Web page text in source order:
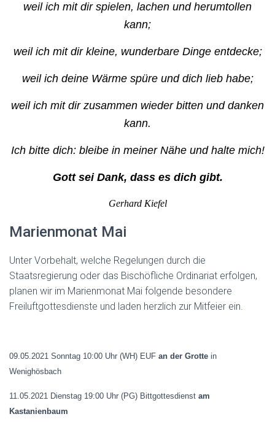
weil ich mit dir spielen, lachen und herumtollen
kann;
weil ich mit dir kleine, wunderbare Dinge entdecke;
weil ich deine Wärme spüre und dich lieb habe;
weil ich mit dir zusammen wieder bitten und danken
kann.
Ich bitte dich: bleibe in meiner Nähe und halte mich!
Gott sei Dank, dass es dich gibt.
Gerhard Kiefel
Marienmonat Mai
Unter Vorbehalt, welche Regelungen durch die
Staatsregierung oder das Bischöfliche Ordinariat erfolgen,
planen wir im Marienmonat Mai folgende besondere
Freiluftgottesdienste und laden herzlich zur Mitfeier ein.
09.05.2021 Sonntag 10:00 Uhr (WH) EUF an der Grotte in
Wenighösbach
11.05.2021 Dienstag 19:00 Uhr (PG) Bittgottesdienst am
Kastanienbaum